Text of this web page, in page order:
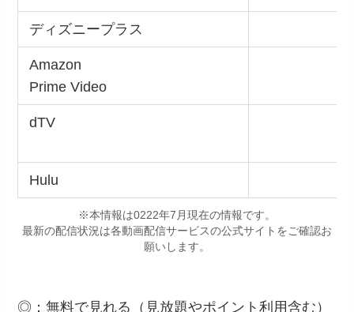
ディズニープラス
Amazon
Prime Video
dTV
Hulu
※本情報は0222年7月現在の情報です。
最新の配信状況は各動画配信サービスの公式サイトをご確認お
願いします。
◎：無料で見れる（見放題やポイント利用含む）